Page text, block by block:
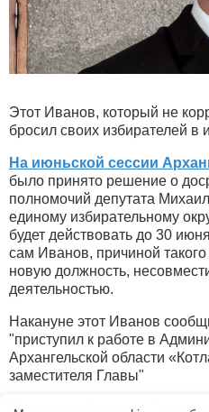
Этот Иванов, который не
бросил своих избирателей в
На июньской сессии
было принято решение о
полномочий депутата
единому избирательному
будет действовать до 30
сам Иванов, причиной
новую должность,
деятельностью.
Накануне этот Иванов
"приступил к работе в
Архангельской области
заместителя Главы"
По словам Иванова, "это